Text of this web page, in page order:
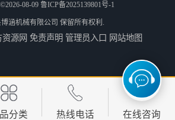
喀什铸造过滤网
08-09 鲁ICP备2025139801号-1
涵机械有限公司 保留所有权利.
资源网 免责声明 管理员入口 网站地图
分类 热线电话 在线咨询